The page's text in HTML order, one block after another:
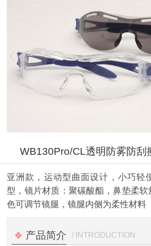
WB130Pro/CL透明防雾防刮
亚洲款，运动型曲面设计，小巧轻
型，镜片材质：聚碳酸酯，鼻垫柔软
色可调节镜腿，镜腿内侧为柔性材料
产品简介 / INTRODUCTION